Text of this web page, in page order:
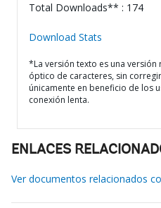
Total Downloads** : 174
Download Stats
*La versión texto es una
óptico de caracteres, sin
únicamente en beneficio de los
conexión lenta.
ENLACES
Ver documentos relacionados